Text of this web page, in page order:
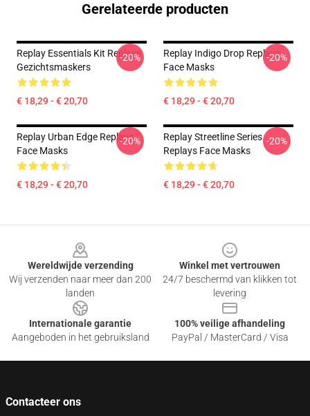
Gerelateerde producten
Replay Essentials Kit Replays
Gezichtsmaskers
€ 18,29 - € 20,70
-20%
Replay Indigo Drop Replays
Face Masks
€ 18,29 - € 20,70
-20%
Replay Urban Edge Replays
Face Masks
€ 18,29 - € 20,70
-20%
Replay Streetline Series
Replays Face Masks
€ 18,29 - € 20,70
-20%
Wereldwijde verzending
Wij verzenden naar meer dan 200
landen
Winkel met vertrouwen
24/7 beschermd van klikken tot
levering
Internationale garantie
Aangeboden in het gebruiksland
100% veilige afhandeling
PayPal / MasterCard / Visa
Contacteer ons